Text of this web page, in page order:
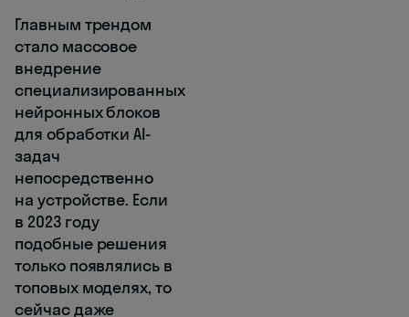
Главным трендом
стало массовое
внедрение
специализированных
нейронных блоков
для обработки AI-
задач
непосредственно
на устройстве. Если
в 2023 году
подобные решения
только появлялись в
топовых моделях, то
сейчас даже